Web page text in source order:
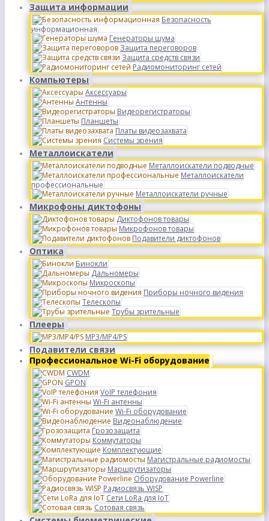
Защита информации
Безопасность
информационная
Генераторы шума
Защита переговоров
Защита средств связи
Радиомониторинг сетей
Компьютеры
Аксессуары
Антенны
Видеорегистраторы
Планшеты
Платы видеозахвата
Системы зрения
Металлоискатели
Металлоискатели подводные
Металлоискатели
профессиональные
Металлоискатели ручные
Микрофоны диктофоны
Диктофонов товары
Микрофонов товары
Подавители диктофонов
Оптика
Бинокли
Дальномеры
Микроскопы
Приборы ночного видения
Телескопы
Трубы зрительные
Плееры
MP3/MP4/PS
Подавители связи
Профессиональное Wi-Fi оборудование
CWDM
GPON
VoIP телефония
Wi-Fi антенны
Wi-Fi оборудование
Видеонаблюдение
Грозозащита
Коммутаторы
Комплектующие
Магистральные радиомосты
Маршрутизаторы
Оборудование Powerline
Радиосвязь WISP
Сети LoRa для IoT
Сотовая связь